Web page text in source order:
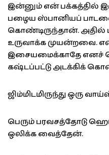
இன்னும் என் பக்கத்தில்
பழைய ஸ்பானியப்
கொண்டிருந்தான்.
உருவாக்க முயன்றவை.
இசையமைக்காதே எனச்
கஷ்டப்பட்டு அடக்கிக்
ஜிம்மிடமிருந்து ஒரு
பெரும் பரவசத்தோடு
ஒலிக்க வைத்தேன்.